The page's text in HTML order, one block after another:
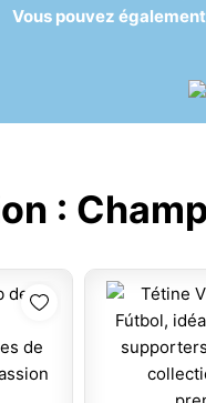
Vous pouvez
: